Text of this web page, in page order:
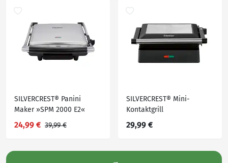
SILVERCREST® Panini
Maker »SPM 2000 E2«
24,99 € 39,99 €
SILVERCREST® Mini-
Kontaktgrill
29,99 €